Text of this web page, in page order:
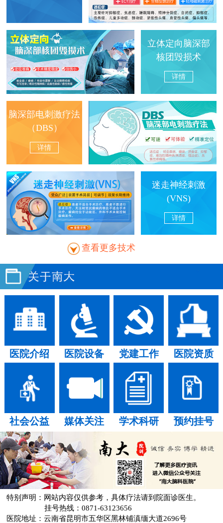
立体定向脑深部
核团毁损术
详情
脑深部电刺激疗法
（DBS）
详情
迷走神经刺激
(VNS)
详情
查看更多技术
医院介绍 医院设备 党建工作 医院资质
社会公益 媒体关注 学术科研 预约挂号
特别声明：网站内容仅供参考，具体疗法请到院面诊医生。
挂号热线：0871-63123656
医院地址：云南省昆明市五华区黑林铺滇缅大道2696号